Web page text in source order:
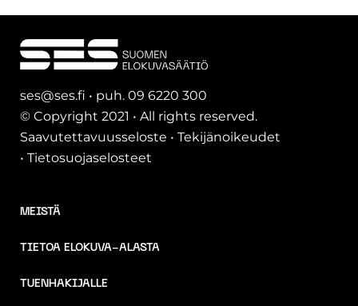
ses@ses.fi • puh. 09 6220 300
© Copyright 2021 • All rights reserved.
Saavutettavuusseloste • Tekijänoikeudet
• Tietosuojaselosteet
MEISTÄ
TIETOA ELOKUVA-ALASTA
TUENHAKIJALLE